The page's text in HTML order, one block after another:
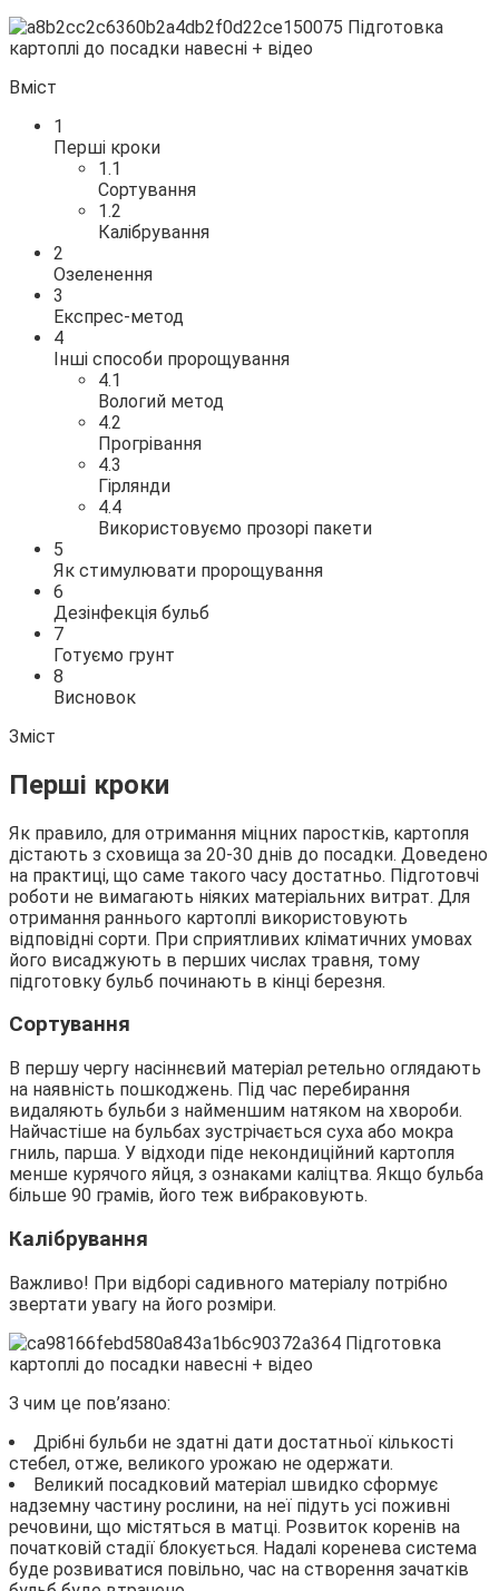
Вміст
1
Перші кроки
1.1
Сортування
1.2
Калібрування
2
Озеленення
3
Експрес-метод
4
Інші способи пророщування
4.1
Вологий метод
4.2
Прогрівання
4.3
Гірлянди
4.4
Використовуємо прозорі пакети
5
Як стимулювати пророщування
6
Дезінфекція бульб
7
Готуємо грунт
8
Висновок
Зміст
Перші кроки
Як правило, для отримання міцних паростків, картопля
дістають з сховища за 20-30 днів до посадки. Доведено
на практиці, що саме такого часу достатньо. Підготовчі
роботи не вимагають ніяких матеріальних витрат. Для
отримання раннього картоплі використовують
відповідні сорти. При сприятливих кліматичних умовах
його висаджують в перших числах травня, тому
підготовку бульб починають в кінці березня.
Сортування
В першу чергу насіннєвий матеріал ретельно оглядають
на наявність пошкоджень. Під час перебирання
видаляють бульби з найменшим натяком на хвороби.
Найчастіше на бульбах зустрічається суха або мокра
гниль, парша. У відходи піде некондиційний картопля
менше курячого яйця, з ознаками каліцтва. Якщо бульба
більше 90 грамів, його теж вибраковують.
Калібрування
Важливо! При відборі садивного матеріалу потрібно
звертати увагу на його розміри.
З чим це пов’язано:
Дрібні бульби не здатні дати достатньої кількості
стебел, отже, великого урожаю не одержати.
Великий посадковий матеріал швидко сформує
надземну частину рослини, на неї підуть усі поживні
речовини, що містяться в матці. Розвиток коренів на
початковій стадії блокується. Надалі коренева система
буде розвиватися повільно, час на створення зачатків